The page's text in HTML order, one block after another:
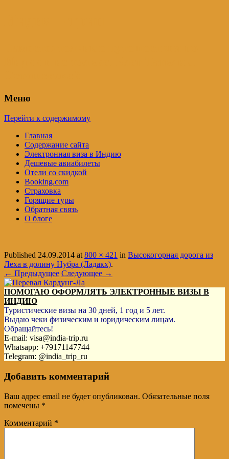
Меню
Перейти к содержимому
Главная
Содержание сайта
Электронная виза в Индию
Дешевые авиабилеты
Отели со скидкой
Booking.com
Страховка
Горящие туры
Обратная связь
О блоге
Published 24.09.2014 at800 × 421 in Высокогорная дорога из
Леха в долину Нубра (Ладакх).
← Предыдущее Следующее →
ПОМОГАЮ ОФОРМЛЯТЬ ЭЛЕКТРОННЫЕ ВИЗЫ В
ИНДИЮ
Туристические визы на 30 дней, 1 год и 5 лет.
Выдаю чеки физическим и юридическим лицам.
Обращайтесь!
E-mail: visa@india-trip.ru
Whatsapp: +79171147744
Telegram: @india_trip_ru
Добавить комментарий
Ваш адрес email не будет опубликован. Обязательные поля
помечены *
Комментарий *